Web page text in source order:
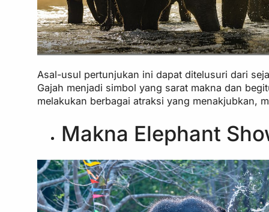
Asal-usul pertunjukan ini dapat ditelusuri dari
Gajah menjadi simbol yang sarat makna dan
melakukan berbagai atraksi yang menakjubkan,
Makna Elephant